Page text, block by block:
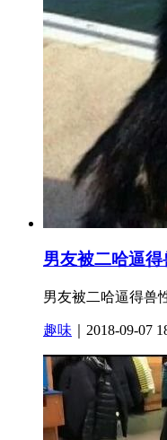
男友被二哈逼
男友被二哈逼得兽
趣味 ｜2018-09-07